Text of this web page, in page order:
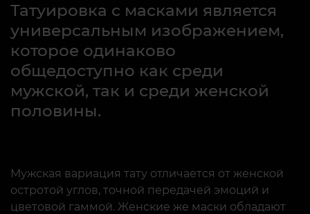
Татуировка с масками является
универсальным изображением,
которое одинаково
общедоступно как среди
мужской, так и среди женской
половины.
Мужская вариация тату отличается от женской
остротой углов, точной передачей эмоций и
цветовой гаммой. Женские же маски обладают